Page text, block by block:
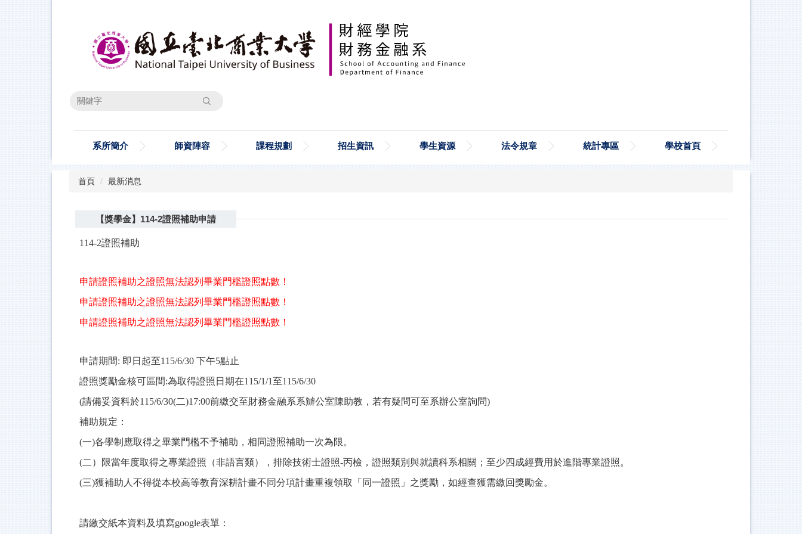
搜尋
系所簡介 師資陣容 課程規劃 招生資訊 學生資源 法令規章 統計專區 學校首頁
首頁 最新消息
【獎學金】114-2證照補助申請
114-2證照補助
申請證照補助之證照無法認列畢業門檻證照點數！
申請證照補助之證照無法認列畢業門檻證照點數！
申請證照補助之證照無法認列畢業門檻證照點數！
申請期間: 即日起至115/6/30 下午5點止
證照獎勵金核可區間:為取得證照日期在115/1/1至115/6/30
(請備妥資料於115/6/30(二)17:00前繳交至財務金融系系辧公室陳助教，若有疑問可至系辦公室詢問)
補助規定：
(一)各學制應取得之畢業門檻不予補助，相同證照補助一次為限。
(二）限當年度取得之專業證照（非語言類），排除技術士證照-丙檢，證照類別與就讀科系相關；至少四成經費用於進階專業證照。
(三)獲補助人不得從本校高等教育深耕計畫不同分項計畫重複領取「同一證照」之獎勵，如經查獲需繳回獎勵金。
請繳交紙本資料及填寫google表單：